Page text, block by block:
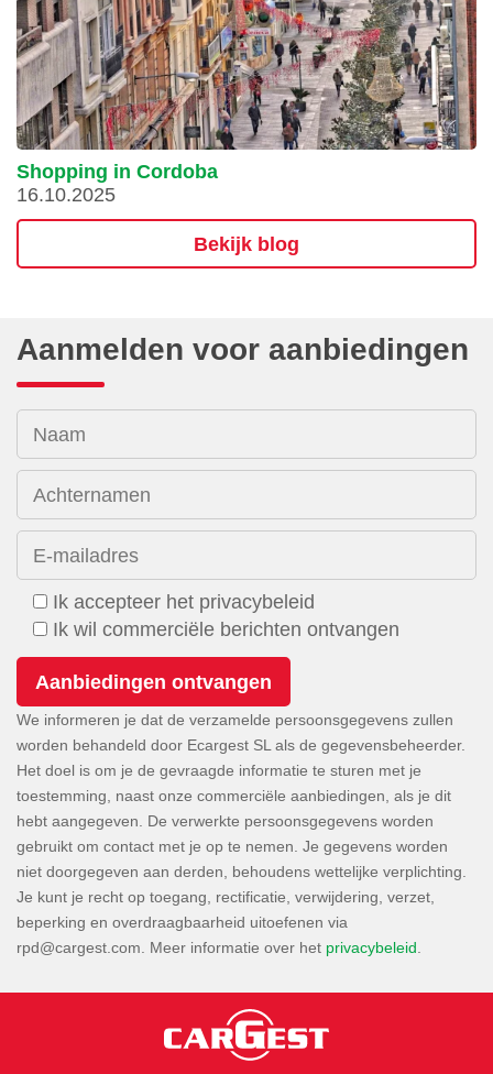
Shopping in Cordoba
16.10.2025
Bekijk blog
Aanmelden voor aanbiedingen
Naam
Achternamen
E-mailadres
Ik accepteer het privacybeleid
Ik wil commerciële berichten ontvangen
We informeren je dat de verzamelde persoonsgegevens zullen
worden behandeld door Ecargest SL als de gegevensbeheerder.
Het doel is om je de gevraagde informatie te sturen met je
toestemming, naast onze commerciële aanbiedingen, als je dit
hebt aangegeven. De verwerkte persoonsgegevens worden
gebruikt om contact met je op te nemen. Je gegevens worden
niet doorgegeven aan derden, behoudens wettelijke verplichting.
Je kunt je recht op toegang, rectificatie, verwijdering, verzet,
beperking en overdraagbaarheid uitoefenen via
. Meer informatie over het privacybeleid.